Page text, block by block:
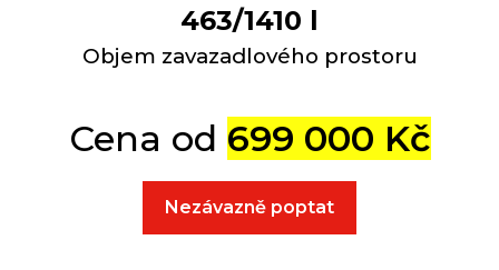
463/1410 l
Objem zavazadlového prostoru
Cena od 699 000 Kč
Nezávazně poptat